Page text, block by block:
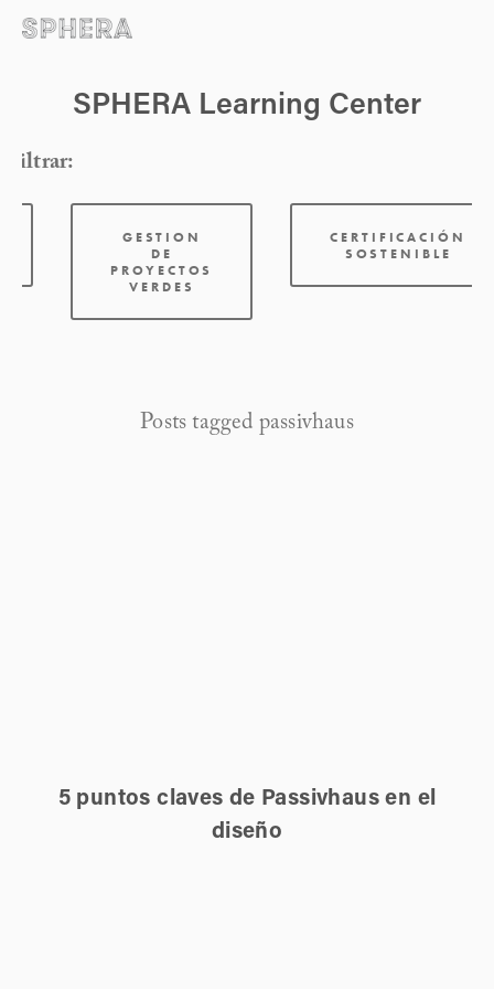
SPHERA Learning Center
Filtrar:
GESTION
DE
PROYECTOS
VERDES
CERTIFICACIÓN
SOSTENIBLE
Posts tagged passivhaus
5 puntos claves de Passivhaus en el
diseño